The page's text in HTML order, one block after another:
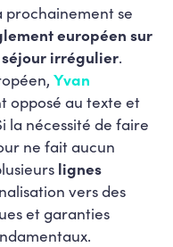
prochainement se
européen sur
séjour irrégulier.
Yvan
opposé au texte et
la nécessité de faire
ne fait aucun
lignes
vers des
et garanties